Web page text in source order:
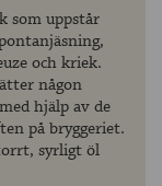
som uppstår
och kriek.
någon
hjälp av de
på bryggeriet.
syrligt öl